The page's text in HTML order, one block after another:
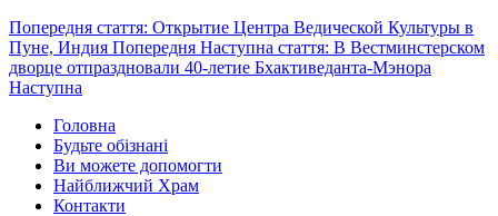
Попередня стаття: Открытие Центра Ведической Культуры в
Пуне, Индия Попередня Наступна стаття: В Вестминстерском
дворце отпраздновали 40-летие Бхактиведанта-Мэнора
Наступна
Головна
Будьте обізнані
Ви можете допомогти
Найближчий Храм
Контакти